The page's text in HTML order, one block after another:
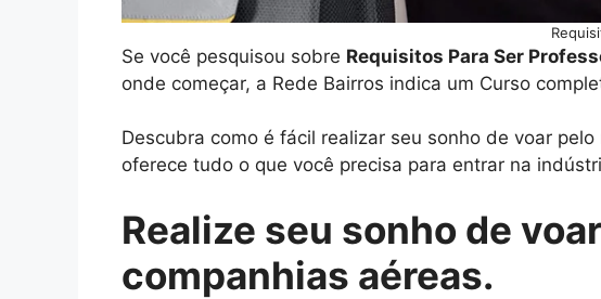
Se você pesquisou sobre Requisitos Para Ser
onde começar, a Rede Bairros indica um Curso
Descubra como é fácil realizar seu sonho de voar
oferece tudo o que você precisa para entrar na
Realize seu sonho de
companhias aéreas.